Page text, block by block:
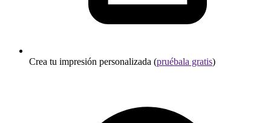
Crea tu impresión personalizada (pruébala gratis)